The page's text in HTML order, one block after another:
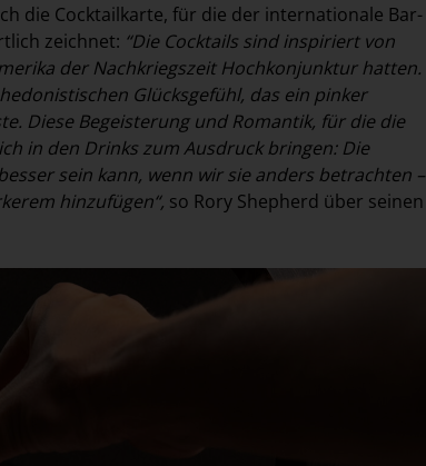
die Cocktailkarte, für die der internationale Bar-
zeichnet: “Die Cocktails sind inspiriert von
der Nachkriegszeit Hochkonjunktur hatten.
Glücksgefühl, das ein pinker
Diese Begeisterung und Romantik, für die die
in den Drinks zum Ausdruck bringen: Die
sein kann, wenn wir sie anders betrachten –
hinzufügen“, so Rory Shepherd über seinen